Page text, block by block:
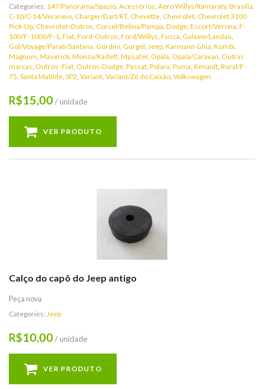
Categories: 147/Panorama/Spazio, Acessórios, Aero Willys/Itamaraty, Brasília,
C-10/C-14/Veraneio, Charger/Dart/RT, Chevette, Chevrolet, Chevrolet 3100
Pick-Up, Chevrolet-Outros, Corcel/Belina/Pampa, Dodge, Escort/Verona, F-
100/F-1000/F-1, Fiat, Ford-Outros, Ford/Willys, Fusca, Galaxie/Landau,
Gol/Voyage/Parati/Santana, Gordini, Gurgel, Jeep, Karmann Ghia, Kombi,
Magnum, Maverick, Monza/Kadett, Mp Lafer, Opala, Opala/Caravan, Outras
marcas, Outros -Fiat, Outros-Dodge, Passat, Polara, Puma, Renault, Rural/F-
75, Santa Matilde, SP2, Variant, Variant/Zé do Caixão, Volkswagen
R$15,00/ unidade
VER PRODUTO
Calço do capô do Jeep antigo
Peça nova
Categories: Jeep
R$10,00/ unidade
VER PRODUTO